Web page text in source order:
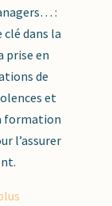
:
clé dans la
prise en
de
et
formation
l’assurer